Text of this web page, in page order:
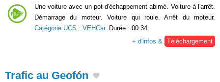
Une voiture avec un pot d'échappement abimé. Voiture à l'arrêt.
Démarrage du moteur. Voiture qui roule. Arrêt du moteur.
Catégorie UCS : VEHCar. Durée : 00:34.
+ d'infos &
Téléchargement
Trafic au Geofón